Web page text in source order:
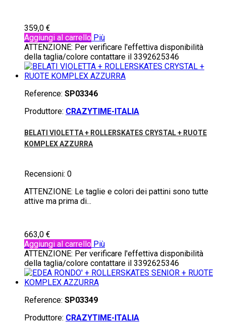
359,0 €
Aggiungi al carrello Più
ATTENZIONE: Per verificare l'effettiva disponibilità
della taglia/colore contattare il 3392625346
Reference: SP03346
Produttore: CRAZYTIME-ITALIA
BELATI VIOLETTA + ROLLERSKATES CRYSTAL + RUOTE
KOMPLEX AZZURRA
Recensioni: 0
ATTENZIONE: Le taglie e colori dei pattini sono tutte
attive ma prima di...
663,0 €
Aggiungi al carrello Più
ATTENZIONE: Per verificare l'effettiva disponibilità
della taglia/colore contattare il 3392625346
Reference: SP03349
Produttore: CRAZYTIME-ITALIA